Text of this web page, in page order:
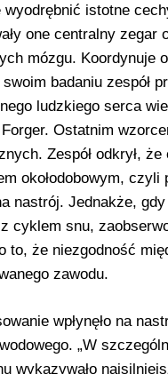
wyodrębnić istotne
one centralny
mózgu. Koordynuje
badaniu zespół
ludzkiego serca
Ostatnim
Zespół odkrył,
okołodobowym,
nastrój. Jednakże,
cyklem snu,
to, że niezgodność
zawodu.
wpłynęło na
„W
wykazywało